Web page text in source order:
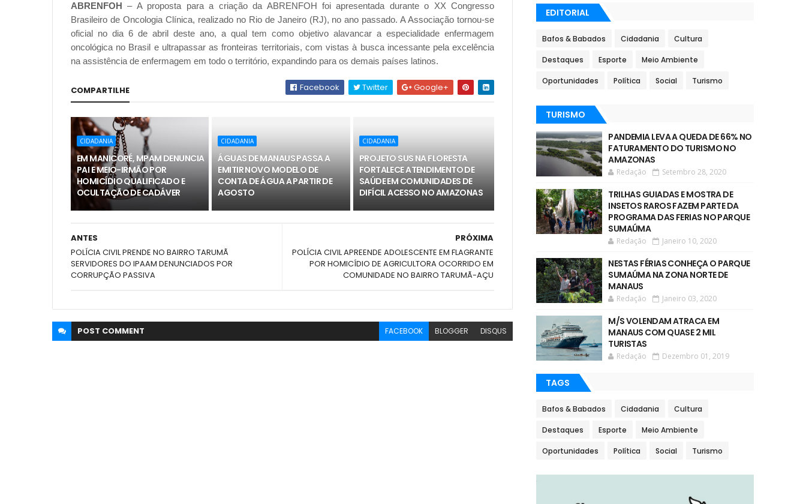
ABRENFOH– A proposta para a criação da ABRENFOH foi apresentada durante o XX Congresso
Brasileiro de Oncologia Clínica, realizado no Rio de Janeiro (RJ), no ano passado. A Associação tornou-se
oficial no dia 6 de abril deste ano, a qual tem como objetivo alavancar a especialidade enfermagem
oncológica no Brasil e ultrapassar as fronteiras territoriais, com vistas à busca incessante pela excelência
na assistência de enfermagem em todo o território, expandindo para os demais países latinos.
COMPARTILHE Facebook Twitter Google+
CIDADANIA
EM MANICORÉ, MPAM DENUNCIA
PAI E MEIO-IRMÃO POR
HOMICÍDIO QUALIFICADO E
OCULTAÇÃO DE CADÁVER
CIDADANIA
ÁGUAS DE MANAUS PASSA A
EMITIR NOVO MODELO DE
CONTA DE ÁGUA A PARTIR DE
AGOSTO
CIDADANIA
PROJETO SUS NA FLORESTA
FORTALECE ATENDIMENTO DE
SAÚDE EM COMUNIDADES DE
DIFÍCIL ACESSO NO AMAZONAS
PRÓXIMA
POLÍCIA CIVIL APREENDE ADOLESCENTE EM FLAGRANTE
POR HOMICÍDIO DE AGRICULTORA OCORRIDO EM
COMUNIDADE NO BAIRRO TARUMÃ-AÇU
ANTES
POLÍCIA CIVIL PRENDE NO BAIRRO TARUMÃ
SERVIDORES DO IPAAM DENUNCIADOS POR
CORRUPÇÃO PASSIVA
POST COMMENT FACEBOOK BLOGGER DISQUS
EDITORIAL
Bafos & Babados Cidadania Cultura
Destaques Esporte Meio Ambiente
Oportunidades Política Social Turismo
TURISMO
PANDEMIA LEVA A QUEDA DE 66% NO
FATURAMENTO DO TURISMO NO
AMAZONAS
Redação Setembro 28, 2020
TRILHAS GUIADAS E MOSTRA DE
INSETOS RAROS FAZEM PARTE DA
PROGRAMA DAS FERIAS NO PARQUE
SUMAÚMA
Redação Janeiro 10, 2020
NESTAS FÉRIAS CONHEÇA O PARQUE
SUMAÚMA NA ZONA NORTE DE
MANAUS
Redação Janeiro 03, 2020
M/S VOLENDAM ATRACA EM
MANAUS COM QUASE 2 MIL
TURISTAS
Redação Dezembro 01, 2019
TAGS
Bafos & Babados Cidadania Cultura
Destaques Esporte Meio Ambiente
Oportunidades Política Social Turismo